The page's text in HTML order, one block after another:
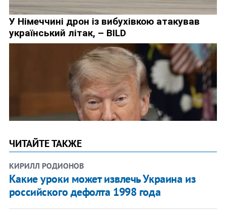
ЧИТАЙТЕ ТАКЖЕ
КИРИЛЛ РОДИОНОВ
Какие уроки может извлечь Украина из
российского дефолта 1998 года